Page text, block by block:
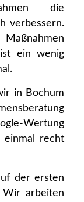
die
verbessern.
ein wenig
in Bochum
Wertung
einmal recht
der ersten
Wir arbeiten